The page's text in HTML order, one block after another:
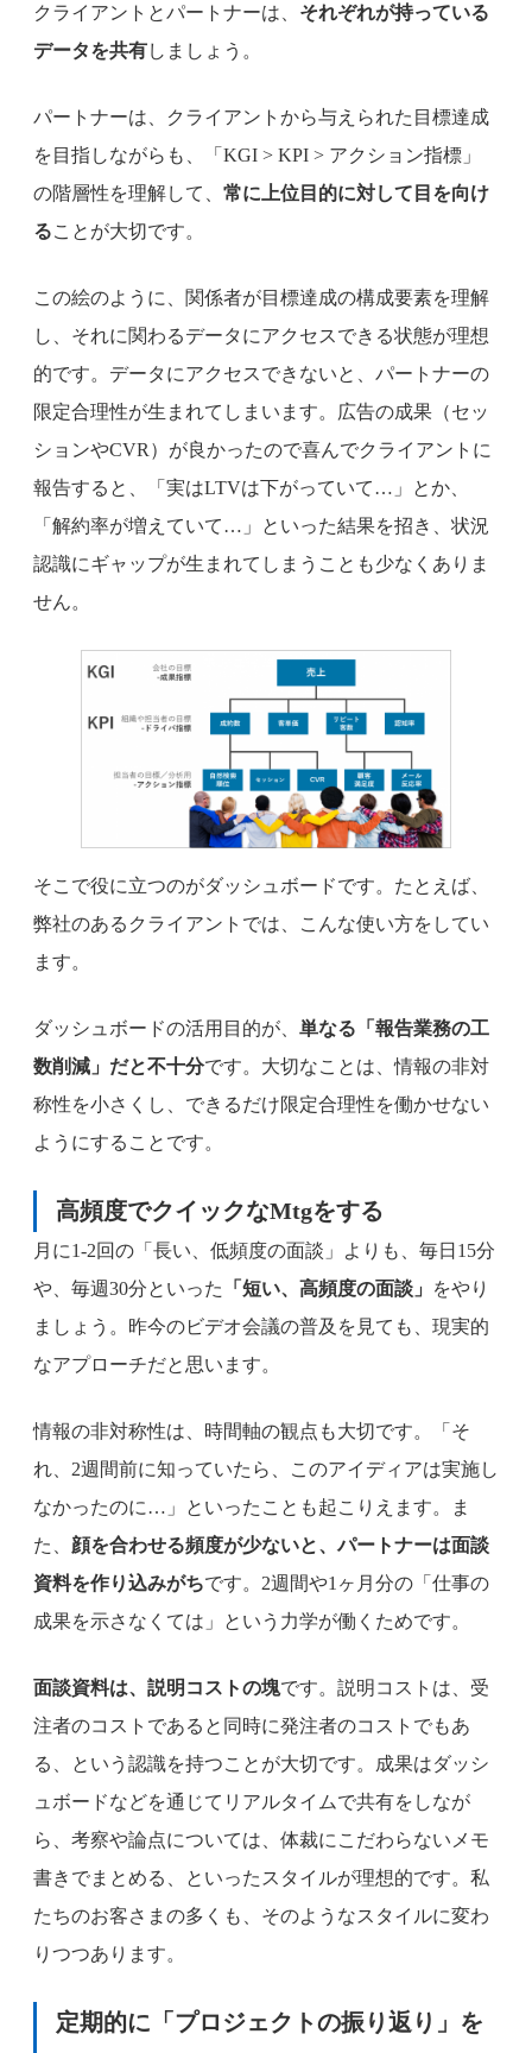
クライアントとパートナーは、 それぞれが持っている
データを共有しましょう。
パートナーは、クライアントから与えられた目標達成
を目指しながらも、「KGI > KPI > アクション指標」
の階層性を理解して、 常に上位目的に対して目を向け
ることが大切です。
この絵のように、関係者が目標達成の構成要素を理解
し、それに関わるデータにアクセスできる状態が理想
的です。データにアクセスできないと、パートナーの
限定合理性が生まれてしまいます。広告の成果（セッ
ションやCVR）が良かったので喜んでクライアントに
報告すると、「実はLTVは下がっていて…」とか、
「解約率が増えていて…」といった結果を招き、状況
認識にギャップが生まれてしまうことも少なくありま
せん。
そこで役に立つのがダッシュボードです。たとえば、
弊社のあるクライアントでは、こんな使い方をしてい
ます。
ダッシュボードの活用目的が、 単なる「報告業務の工
数削減」だと不十分です。大切なことは、情報の非対
称性を小さくし、できるだけ限定合理性を働かせない
ようにすることです。
高頻度でクイックなMtgをする
月に1-2回の「長い、低頻度の面談」よりも、毎日15分
や、毎週30分といった
「短い、高頻度の面談」
をやり
ましょう。昨今のビデオ会議の普及を見ても、現実的
なアプローチだと思います。
情報の非対称性は、時間軸の観点も大切です。「そ
れ、2週間前に知っていたら、このアイディアは実施し
なかったのに…」といったことも起こりえます。ま
た、 顔を合わせる頻度が少ないと、パートナーは面談
資料を作り込みがちです。2週間や1ヶ月分の「仕事の
成果を示さなくては」という力学が働くためです。
面談資料は、説明コストの塊です。説明コストは、受
注者のコストであると同時に発注者のコストでもあ
る、という認識を持つことが大切です。成果はダッシ
ュボードなどを通じてリアルタイムで共有をしなが
ら、考察や論点については、体裁にこだわらないメモ
書きでまとめる、といったスタイルが理想的です。私
たちのお客さまの多くも、そのようなスタイルに変わ
りつつあります。
定期的に「プロジェクトの振り返り」を